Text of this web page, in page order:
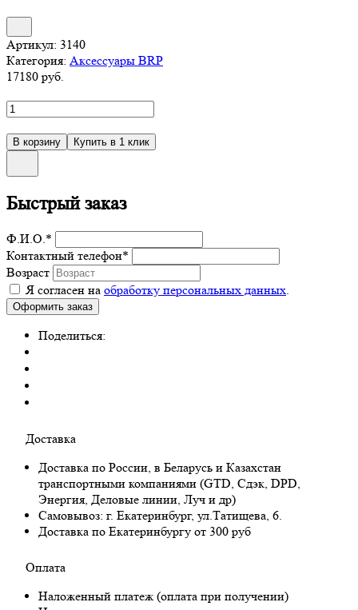
Артикул: 3140
Категория: Аксессуары BRP
17180 руб.
Быстрый заказ
Ф.И.О. *
Контактный телефон*
Возраст
Я согласен на обработку персональных данных
Поделиться:
Доставка
Доставка по России, в Беларусь и Казахстан
транспортными компаниями (GTD, Сдэк, DPD,
Энергия, Деловые линии, Луч и др)
Самовывоз: г. Екатеринбург, ул.Татищева, 6.
Доставка по Екатеринбургу от 300 руб
Оплата
Наложенный платеж (оплата при получении)